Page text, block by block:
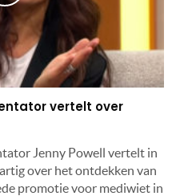
vertelt over
Jenny Powell vertelt in
over het ontdekken van
promotie voor mediwiet in